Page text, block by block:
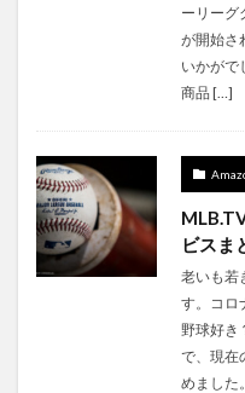
ーリーグ
が開始さ
いかがで
商品 […]
ビスま
老いも若
す。コロ
野球好き
で、現在
めました